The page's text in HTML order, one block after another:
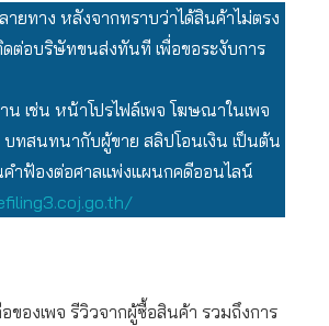
ยทาง หลังจากทราบว่าได้สินค้าไม่ตรง
ต่อบริษัทขนส่งทันที เพื่อขอระงับการ
เช่น หน้าโปรไฟล์เพจ โฆษณาในเพจ
ทสนทนากับผู้ขาย สลิปโอนเงิน เป็นต้น
ำฟ้องต่อศาลแพ่งแผนกคดีออนไลน์
ของเพจ รีวิวจากผู้ซื้อสินค้า รวมถึงการ